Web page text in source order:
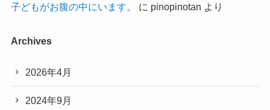
子どもがお腹の中にいます。 に pinopinotan より
Archives
2026年4月
2024年9月